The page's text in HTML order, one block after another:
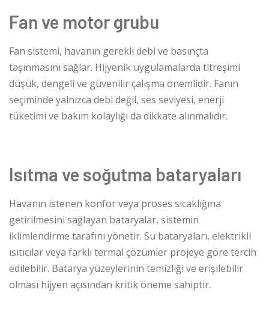
Fan ve motor grubu
Fan sistemi, havanın gerekli debi ve basınçta
taşınmasını sağlar. Hijyenik uygulamalarda titreşimi
düşük, dengeli ve güvenilir çalışma önemlidir. Fanın
seçiminde yalnızca debi değil, ses seviyesi, enerji
tüketimi ve bakım kolaylığı da dikkate alınmalıdır.
Isıtma ve soğutma bataryaları
Havanın istenen konfor veya proses sıcaklığına
getirilmesini sağlayan bataryalar, sistemin
iklimlendirme tarafını yönetir. Su bataryaları, elektrikli
ısıtıcılar veya farklı termal çözümler projeye göre tercih
edilebilir. Batarya yüzeylerinin temizliği ve erişilebilir
olması hijyen açısından kritik öneme sahiptir.